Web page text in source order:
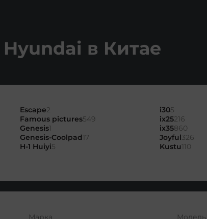
в Китае
Escape2
Famous pictures549
Genesis1
Genesis-Coolpad17
H-1 Huiyi5
i305
ix25216
ix35860
Joyful326
Kustu110
Марка Модель